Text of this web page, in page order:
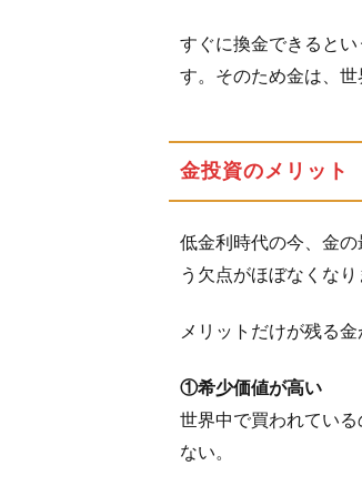
られ
る投
資法
立
保管方
法につ
1.3.3
金貨
金の
すぐに換金できると
す。そのため金は、世
金投資のメリット
低金利時代の今、金
う欠点がほぼなくなり
メリットだけが残る
①希少価値が高い
世界中で買われてい
ない。